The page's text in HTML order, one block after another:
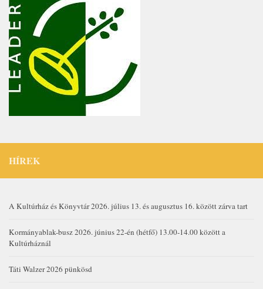
HÍREK
A Kultúrház és Könyvtár 2026. július 13. és augusztus 16. között zárva tart
Kormányablak-busz 2026. június 22-én (hétfő) 13.00-14.00 között a
Kultúrháznál
Táti Walzer 2026 pünkösd